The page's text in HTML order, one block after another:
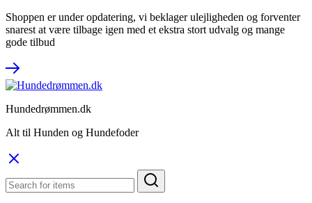
Shoppen er under opdatering, vi beklager ulejligheden og forventer
snarest at være tilbage igen med et ekstra stort udvalg og mange
gode tilbud
Hundedrømmen.dk
Alt til Hunden og Hundefoder